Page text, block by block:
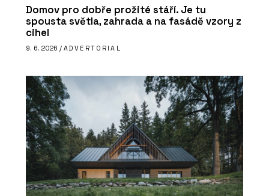
Domov pro dobře prožité stáří. Je tu
spousta světla, zahrada a na fasádě vzory z
cihel
9. 6. 2026 / ADVERTORIAL